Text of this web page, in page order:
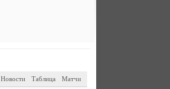
Матчи
Таблица
Новости